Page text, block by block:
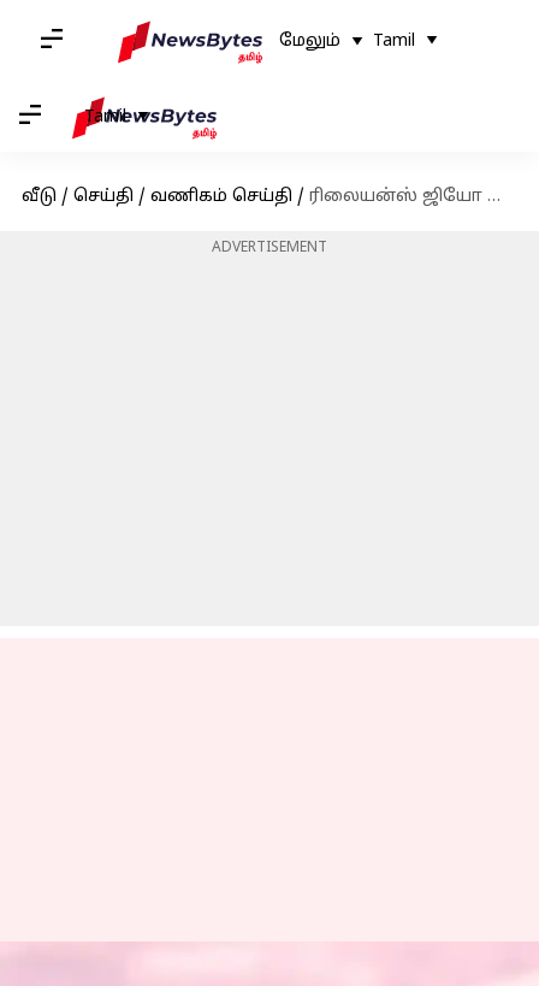
மேலும் Tamil
Tamil
வீடு / செய்தி / வணிகம் செய்தி / ரிலையன்ஸ் ஜியோ கார்ப்பரேட் JioFi சாதனத்திற்கான திட்டங்களை அறிமுகப்படுத்தியுள்ளது
ADVERTISEMENT